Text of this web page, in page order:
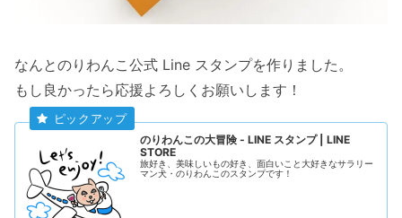
なんとのりわんこ公式 Line スタンプを作りました。
もし良かったら応援よろしくお願いします！
のりわんこの大冒険 - LINE スタンプ | LINE
STORE
旅好き、美味しいもの好き、面白いこと大好きなサラリー
マン犬・のりわんこのスタンプです！